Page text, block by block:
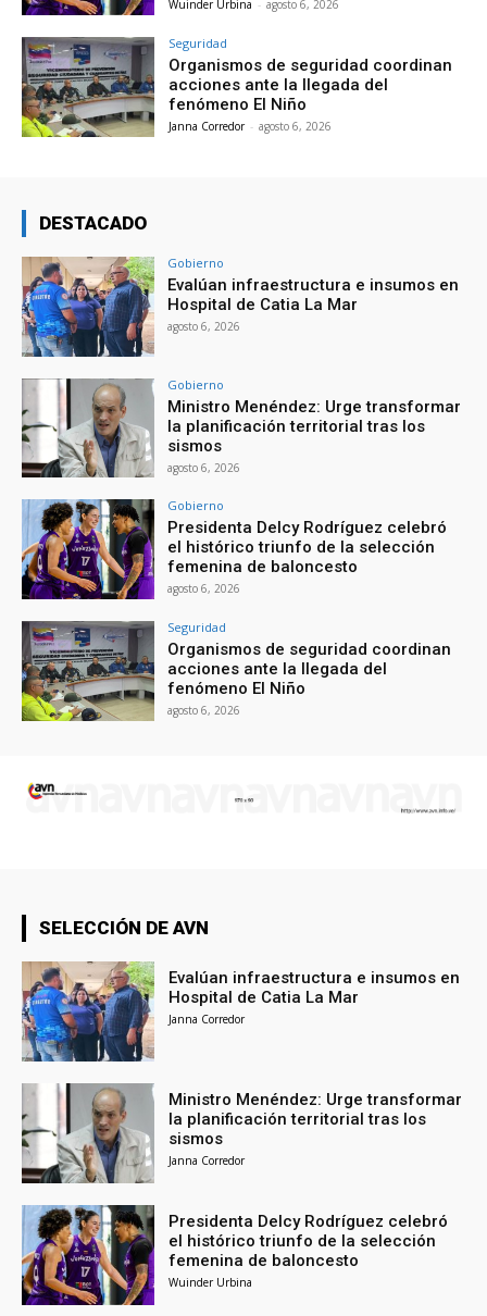
Wuinder Urbina - agosto 6, 2026
Seguridad
Organismos de seguridad coordinan
acciones ante la llegada del
fenómeno El Niño
Janna Corredor - agosto 6, 2026
DESTACADO
Gobierno
Evalúan infraestructura e insumos en
Hospital de Catia La Mar
agosto 6, 2026
Gobierno
Ministro Menéndez: Urge transformar
la planificación territorial tras los
sismos
agosto 6, 2026
Gobierno
Presidenta Delcy Rodríguez celebró
el histórico triunfo de la selección
femenina de baloncesto
agosto 6, 2026
Seguridad
Organismos de seguridad coordinan
acciones ante la llegada del
fenómeno El Niño
agosto 6, 2026
SELECCIÓN DE AVN
Evalúan infraestructura e insumos en
Hospital de Catia La Mar
Janna Corredor
Ministro Menéndez: Urge transformar
la planificación territorial tras los
sismos
Janna Corredor
Presidenta Delcy Rodríguez celebró
el histórico triunfo de la selección
femenina de baloncesto
Wuinder Urbina